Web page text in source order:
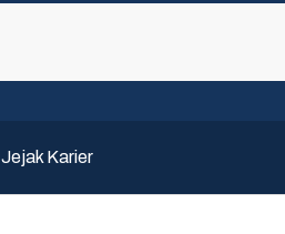
Jejak Karier